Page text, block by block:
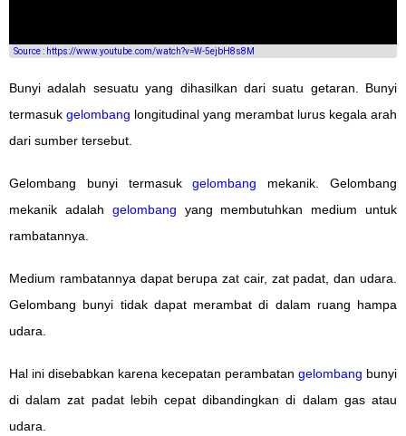
Source : https://www.youtube.com/watch?v=W-5ejbH8s8M
Bunyi adalah sesuatu yang dihasilkan dari suatu getaran. Bunyi
termasuk gelombang longitudinal yang merambat lurus kegala arah
dari sumber tersebut.
Gelombang bunyi termasukgelombang mekanik. Gelombang
mekanik adalah gelombang yang membutuhkan medium untuk
rambatannya.
Medium rambatannya dapat berupa zat cair, zat padat, dan udara.
Gelombang bunyi tidak dapat merambat di dalam ruang hampa
udara.
Hal ini disebabkan karena kecepatan perambatan gelombang bunyi
di dalam zat padat lebih cepat dibandingkan di dalam gas atau
udara.